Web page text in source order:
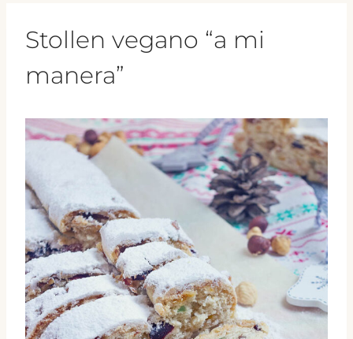
Stollen vegano “a mi
manera”